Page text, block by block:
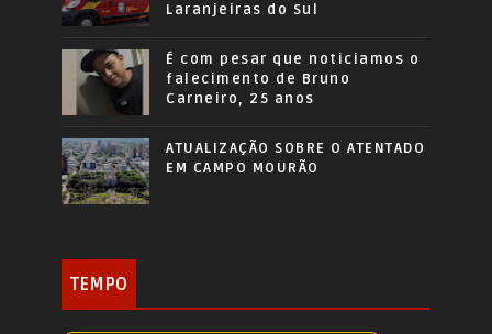
Laranjeiras do Sul
É com pesar que noticiamos o
falecimento de Bruno
Carneiro, 25 anos
ATUALIZAÇÃO SOBRE O ATENTADO
EM CAMPO MOURÃO
TEMPO